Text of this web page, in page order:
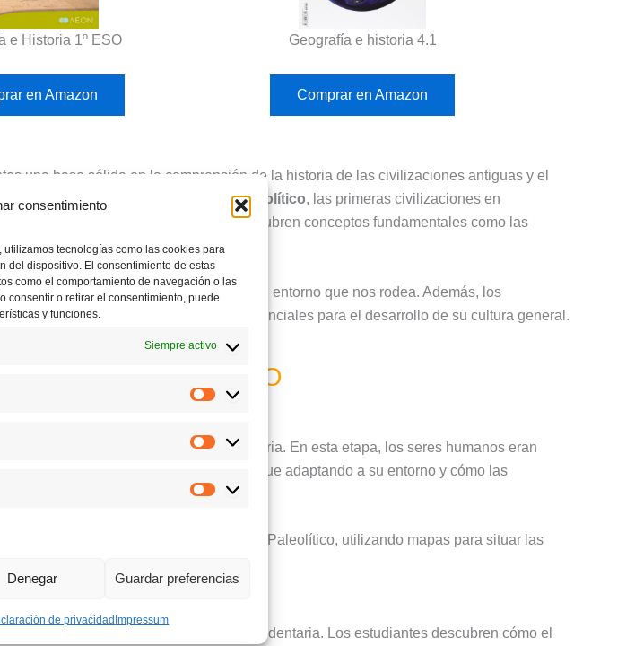
consentimiento
tecnologías como las cookies para
del dispositivo. El consentimiento de estas
como el comportamiento de navegación o las
consentir o retirar el consentimiento, puede
y funciones.
Siempre activo
Preferencias
Estadísticas
Marketing
Denegar Guardar preferencias
de privacidad Impressum
e Historia 1º ESO
en Amazon
Geografía e historia 4.1
Comprar en Amazon
una base sólida en la comprensión de la historia de las civilizaciones antiguas y el
temas clave como el
, elNeolítico, las primeras civilizaciones en
. En el aspecto geográfico, se cubren conceptos fundamentales como las
.
el análisis crítico y la comprensión del entorno que nos rodea. Además, los
geográficos, habilidades esenciales para el desarrollo de su cultura general.
Historia en 1º de ESO
que los estudiantes abordan en Historia. En esta etapa, los seres humanos eran
aprenden cómo el ser humano se fue adaptando a su entorno y cómo las
pueden visualizar cómo era la vida en el Paleolítico, utilizando mapas para situar las
de alimentos.
de una vida nómada a una vida sedentaria. Los estudiantes descubren cómo el